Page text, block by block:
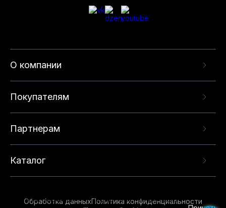
О компании
Покупателям
Партнерам
Каталог
Обработка данныхПолитика конфиденциальности
опыта на нашем сайте. Продолжая использовать